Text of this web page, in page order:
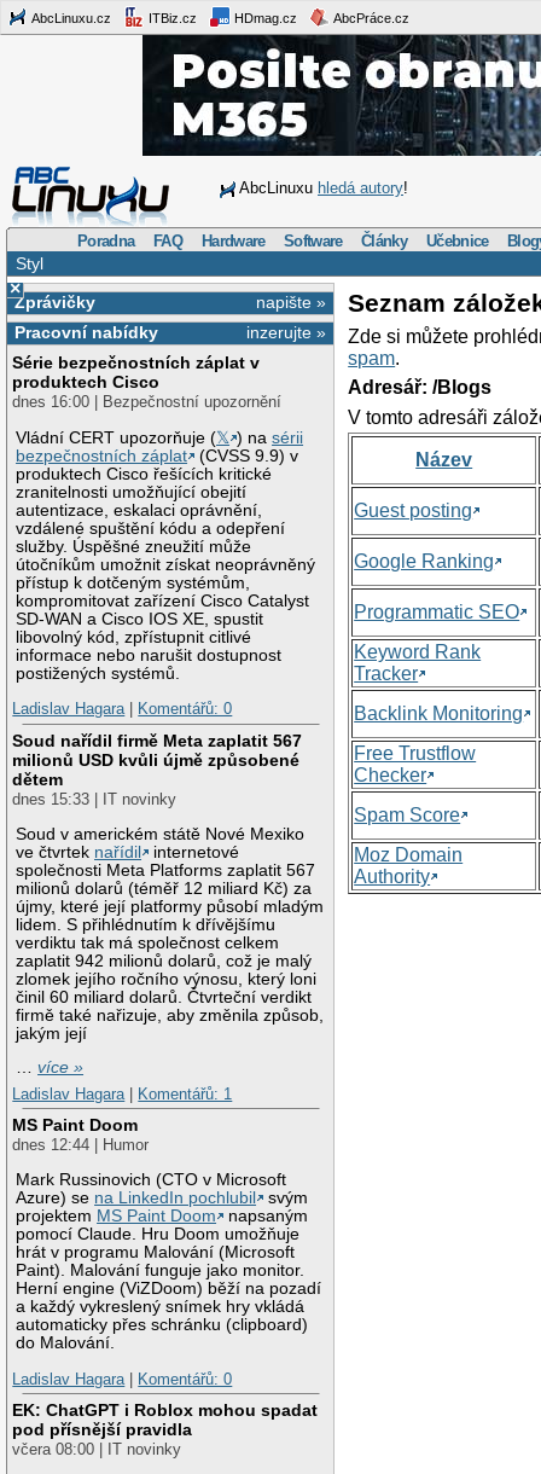
AbcLinuxu.cz ITBiz.cz HDmag.cz AbcPráce.cz
AbcLinuxu hledá autory!
Poradna FAQ Hardware Software Články Učebnice
Styl
×
napište »
Zprávičky
inzerujte »
Pracovní nabídky
Série bezpečnostních záplat v
produktech Cisco
dnes 16:00 | Bezpečnostní upozornění
Vládní CERT upozorňuje (𝕏 ) nasérii
bezpečnostních záplat
(CVSS 9.9) v
produktech Cisco řešících kritické
zranitelnosti umožňující obejití
autentizace, eskalaci oprávnění,
vzdálené spuštění kódu a odepření
služby. Úspěšné zneužití může
útočníkům umožnit získat neoprávněný
přístup k dotčeným systémům,
kompromitovat zařízení Cisco Catalyst
SD-WAN a Cisco IOS XE, spustit
libovolný kód, zpřístupnit citlivé
informace nebo narušit dostupnost
postižených systémů.
Ladislav Hagara| Komentářů: 0
Soud nařídil firmě Meta zaplatit 567
milionů USD kvůli újmě způsobené
dětem
dnes 15:33 | IT novinky
Soud v americkém státě Nové Mexiko
ve čtvrtek nařídil
internetové
společnosti Meta Platforms zaplatit 567
milionů dolarů (téměř 12 miliard Kč) za
újmy, které její platformy působí mladým
lidem. S přihlédnutím k dřívějšímu
verdiktu tak má společnost celkem
zaplatit 942 milionů dolarů, což je malý
zlomek jejího ročního výnosu, který loni
činil 60 miliard dolarů. Čtvrteční verdikt
firmě také nařizuje, aby změnila způsob,
jakým její
…více »
Ladislav Hagara
Komentářů: 1
MS Paint Doom
dnes 12:44 | Humor
Mark Russinovich (CTO v Microsoft
Azure) se na LinkedIn pochlubil
svým
projektem MS Paint Doom
napsaným
pomocí Claude. Hru Doom umožňuje
hrát v programu Malování (Microsoft
Paint). Malování funguje jako monitor.
Herní engine (ViZDoom) běží na pozadí
a každý vykreslený snímek hry vkládá
automaticky přes schránku (clipboard)
do Malování.
Ladislav Hagara
Komentářů: 0
EK: ChatGPT i Roblox mohou spadat
pod přísnější pravidla
včera 08:00 | IT novinky
Seznam
Zde si můžete
spam.
Adresář: /Blogs
V tomto adresáři
Název
Guest posting
Google Ranking
Programmatic SEO
Keyword Rank
Tracker
Backlink Monitoring
Free Trustflow
Checker
Spam Score
Moz Domain
Authority